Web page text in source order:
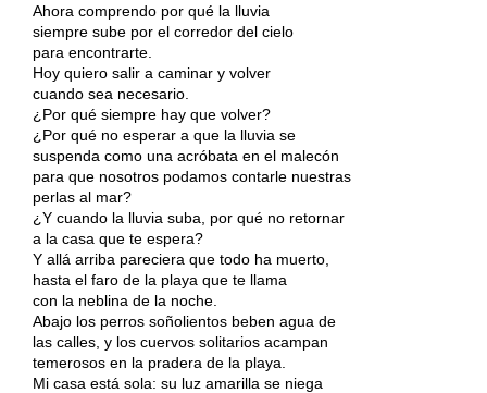
Ahora comprendo por qué la lluvia
siempre sube por el corredor del cielo
para encontrarte.
Hoy quiero salir a caminar y volver
cuando sea necesario.
¿Por qué siempre hay que volver?
¿Por qué no esperar a que la lluvia se
suspenda como una acróbata en el malecón
para que nosotros podamos contarle nuestras
perlas al mar?
¿Y cuando la lluvia suba, por qué no retornar
a la casa que te espera?
Y allá arriba pareciera que todo ha muerto,
hasta el faro de la playa que te llama
con la neblina de la noche.
Abajo los perros soñolientos beben agua de
las calles, y los cuervos solitarios acampan
temerosos en la pradera de la playa.
Mi casa está sola: su luz amarilla se niega